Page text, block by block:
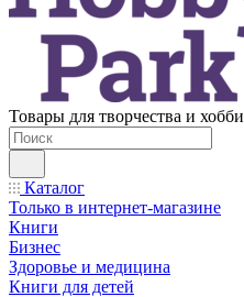
Товары для творчества и хобби
Каталог
Только в интернет-магазине
Книги
Бизнес
Здоровье и медицина
Книги для детей